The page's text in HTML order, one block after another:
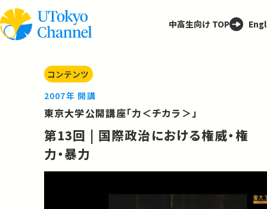
中高生向け TOP
コンテンツ
2007年 開講
東京大学公開講座「力＜チカラ＞」
第13回 | 国際政治における権威・権
力・暴力